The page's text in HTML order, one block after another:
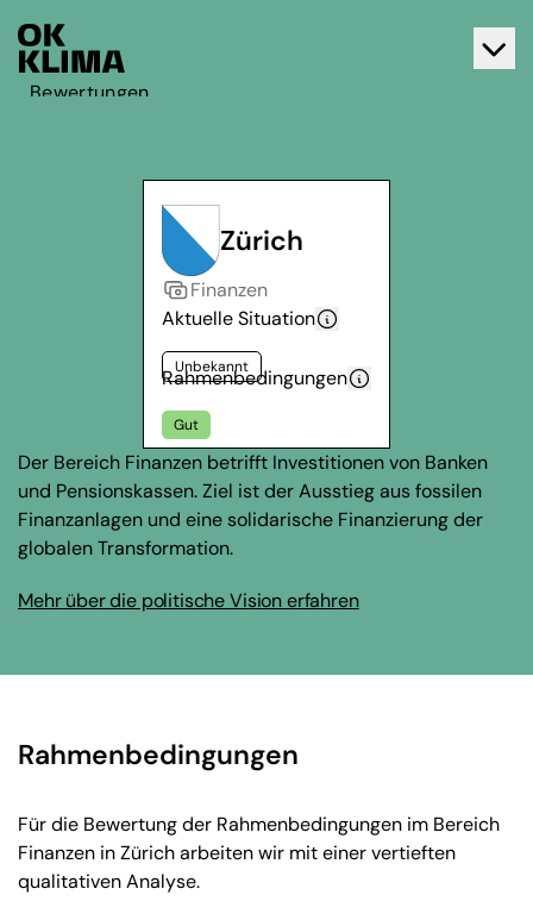
Bewertungen
Zürich
Finanzen
Aktuelle Situation
Unbekannt
Rahmenbedingungen
Gut
Der Bereich Finanzen betrifft Investitionen von Banken
und Pensionskassen. Ziel ist der Ausstieg aus fossilen
Finanzanlagen und eine solidarische Finanzierung der
globalen Transformation.
Mehr über die politische Vision erfahren
Rahmenbedingungen
Für die Bewertung der Rahmenbedingungen im Bereich
Finanzen in Zürich arbeiten wir mit einer vertieften
qualitativen Analyse.